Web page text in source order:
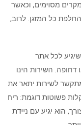
מסוימים, וכאשר
כל המזגן. לרוב,
שיגיע לכל אתר
השירות הינו
לשירות יתאר את
פשוטות דוגמת: ריח
הוא יגיע עם ניידת